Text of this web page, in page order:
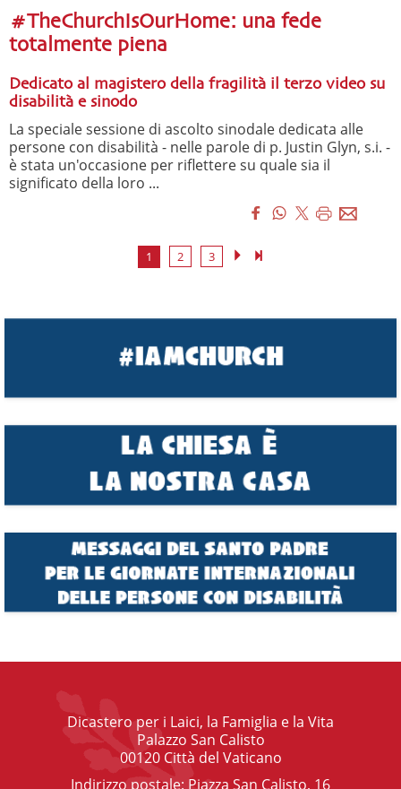
#TheChurchIsOurHome: una fede
totalmente piena
Dedicato al magistero della fragilità il terzo video su
disabilità e sinodo
La speciale sessione di ascolto sinodale dedicata alle
persone con disabilità - nelle parole di p. Justin Glyn, s.i. -
è stata un'occasione per riflettere su quale sia il
significato della loro ...
1 2 3
Dicastero per i Laici, la Famiglia e la Vita
Palazzo San Calisto
00120 Città del Vaticano
Indirizzo postale: Piazza San Calisto, 16